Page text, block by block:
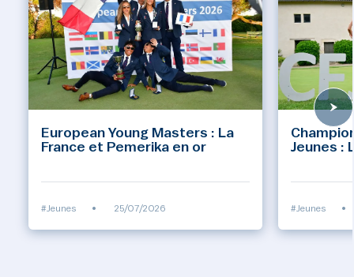
European Young Masters : La
France et Pemerika en or
#Jeunes • 25/07/2026
Jeunes :
#Jeunes •